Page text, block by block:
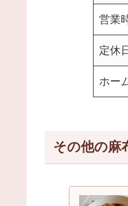
営業
定休
ホー
その他の麻